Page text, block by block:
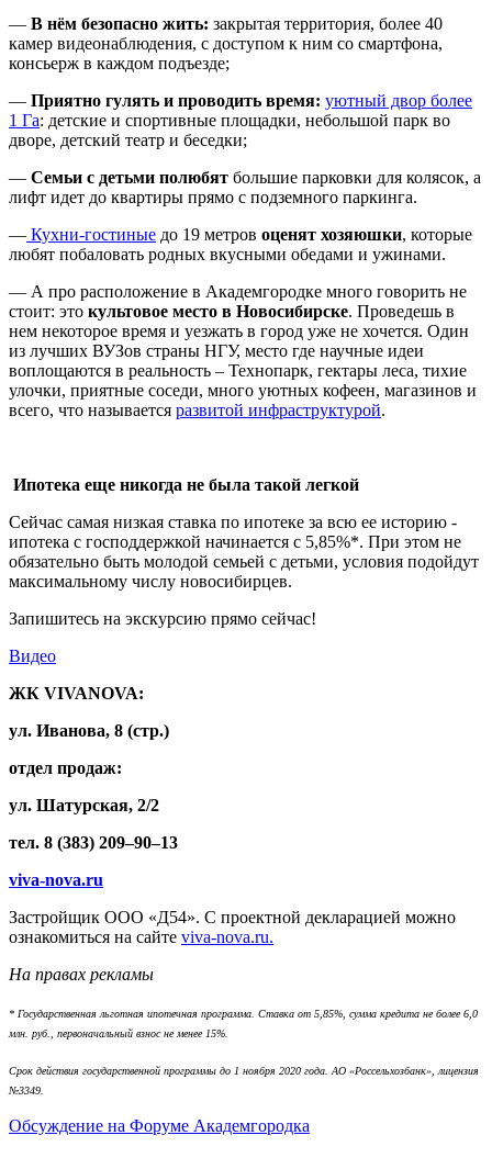
— В нём безопасно жить: закрытая территория, более 40
камер видеонаблюдения, с доступом к ним со смартфона,
консьерж в каждом подъезде;
— Приятно гулять и проводить время: уютный двор более
1 Га: детские и спортивные площадки, небольшой парк во
дворе, детский театр и беседки;
— Семьи с детьми полюбят большие парковки для колясок, а
лифт идет до квартиры прямо с подземного паркинга.
— Кухни-гостиные до 19 метров оценят хозяюшки, которые
любят побаловать родных вкусными обедами и ужинами.
— А про расположение в Академгородке много говорить не
стоит: это культовое место в Новосибирске. Проведешь в
нем некоторое время и уезжать в город уже не хочется. Один
из лучших ВУЗов страны НГУ, место где научные идеи
воплощаются в реальность – Технопарк, гектары леса, тихие
улочки, приятные соседи, много уютных кофеен, магазинов и
всего, что называется развитой инфраструктурой.
Ипотека еще никогда не была такой легкой
Сейчас самая низкая ставка по ипотеке за всю ее историю -
ипотека с господдержкой начинается с 5,85%*. При этом не
обязательно быть молодой семьей с детьми, условия подойдут
максимальному числу новосибирцев.
Запишитесь на экскурсию прямо сейчас!
Видео
ЖК VIVANOVA:
ул. Иванова, 8 (стр.)
отдел продаж:
ул. Шатурская, 2/2
тел. 8 (383) 209–90–13
viva-nova.ru
Застройщик ООО «Д54». С проектной декларацией можно
ознакомиться на сайте viva-nova.ru.
На правах рекламы
* Государственная льготная ипотечная программа. Ставка от 5,85%, сумма кредита не более 6,0
млн. руб., первоначальный взнос не менее 15%.
Срок действия государственной программы до 1 ноября 2020 года. АО «Россельхозбанк», лицензия
№3349.
Обсуждение на Форуме Академгородка